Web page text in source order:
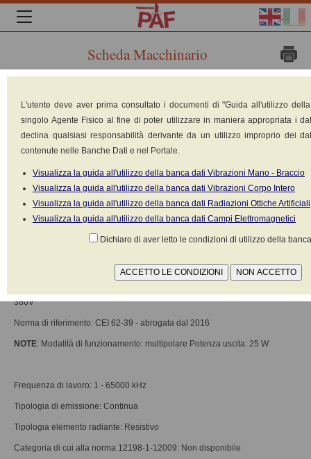
Scheda Macchinario
Medica Ltd. Israel
Modello: Velasmooth
PRO
Tipologia: Estetica -
Apparecchio per il trattamento
di calore parziale tramite
Alimentazione: Elettrica 220V-
380V
Norma di riferimento: CEI 62-39 - abrogata dal 2016
NOTE: Modalità di funzionamento: multipolare Potenza uscita: 25 W
Frequenza di lavoro: 1 - 65000 kHz
Tipologia di emissione: Continua
Tipologia elemento radiante: Resistivo
Categoria di cui alla norma 12198-1-12009: Non disponibile
L'utente deve aver prima consultato i documenti di "Guida all'utilizzo
singolo Agente Fisico al fine di poter utilizzare in maniera appropriata i
declina qualsiasi responsabilità derivante da un utilizzo improprio dei
contenute nelle Banche Dati e nel Portale.
Visualizza la guida all'utilizzo della banca dati Vibrazioni Mano - Braccio
Visualizza la guida all'utilizzo della banca dati Vibrazioni Corpo Intero
Visualizza la guida all'utilizzo della banca dati Radiazioni Ottiche Artificiali
Visualizza la guida all'utilizzo della banca dati Campi Elettromagnetici
Dichiaro di aver letto le condizioni di utilizzo della